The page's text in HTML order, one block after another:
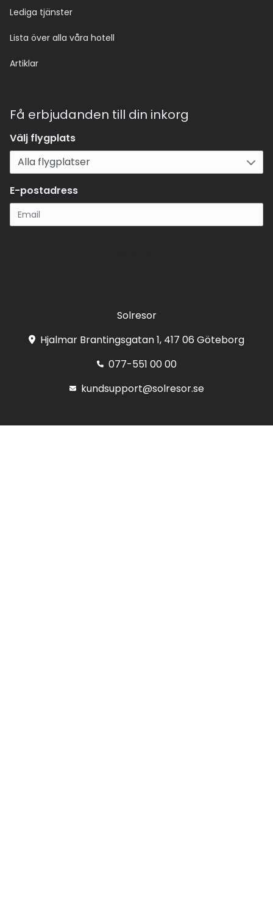
Lediga tjänster
Lista över alla våra hotell
Artiklar
Få erbjudanden till din inkorg
Välj flygplats
E-postadress
Solresor
Hjalmar Brantingsgatan 1, 417 06 Göteborg
077-551 00 00
kundsupport@solresor.se